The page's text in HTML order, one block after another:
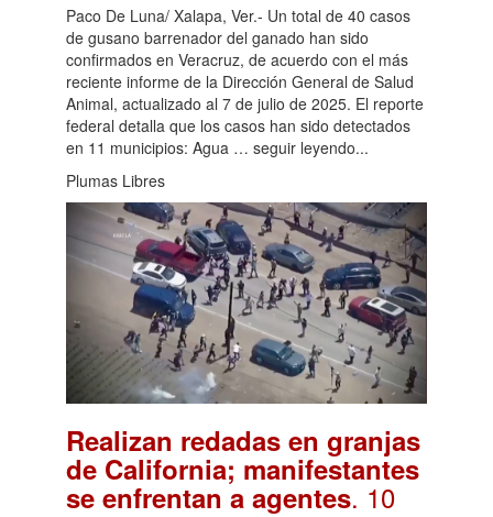
Paco De Luna/ Xalapa, Ver.- Un total de 40 casos
de gusano barrenador del ganado han sido
confirmados en Veracruz, de acuerdo con el más
reciente informe de la Dirección General de Salud
Animal, actualizado al 7 de julio de 2025. El reporte
federal detalla que los casos han sido detectados
en 11 municipios: Agua … seguir leyendo...
Plumas Libres
Realizan redadas en granjas
de California; manifestantes
se enfrentan a agentes. 10